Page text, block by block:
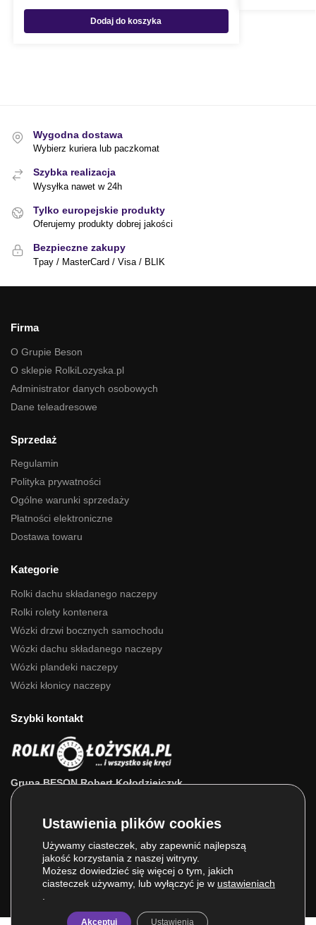
Dodaj do koszyka
Wygodna dostawa
Wybierz kuriera lub paczkomat
Szybka realizacja
Wysyłka nawet w 24h
Tylko europejskie produkty
Oferujemy produkty dobrej jakości
Bezpieczne zakupy
Tpay / MasterCard / Visa / BLIK
Firma
O Grupie Beson
O sklepie RolkiLozyska.pl
Administrator danych osobowych
Dane teleadresowe
Sprzedaż
Regulamin
Polityka prywatności
Ogólne warunki sprzedaży
Płatności elektroniczne
Dostawa towaru
Kategorie
Rolki dachu składanego naczepy
Rolki rolety kontenera
Wózki drzwi bocznych samochodu
Wózki dachu składanego naczepy
Wózki plandeki naczepy
Wózki kłonicy naczepy
Szybki kontakt
Grupa BESON Robert Kołodziejczyk
ul. Powstańców Wlkp. 63a
E-mail:sklep@rolkilozyska.pl
Używamy ciasteczek, aby zapewnić najlepszą
jakość korzystania z naszej witryny.
Możesz dowiedzieć się więcej o tym, jakich
ciasteczek używamy, lub wyłączyć je w ustawieniach
Akceptuj Ustawienia